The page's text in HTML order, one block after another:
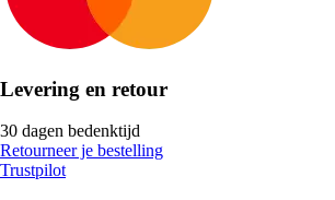
Levering en retour
30 dagen bedenktijd
Retourneer je bestelling
Trustpilot